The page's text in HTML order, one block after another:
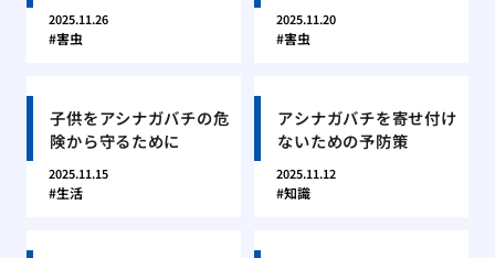
2025.11.26
害虫
2025.11.20
害虫
子供をアシナガバチの危
険から守るために
2025.11.15
生活
アシナガバチを寄せ付け
ないための予防策
2025.11.12
知識